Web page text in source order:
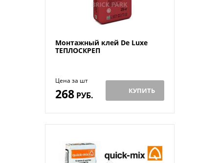
Монтажный клей De Luxe
ТЕПЛОСКРЕП
Цена за шт
268РУБ. КУПИТЬ